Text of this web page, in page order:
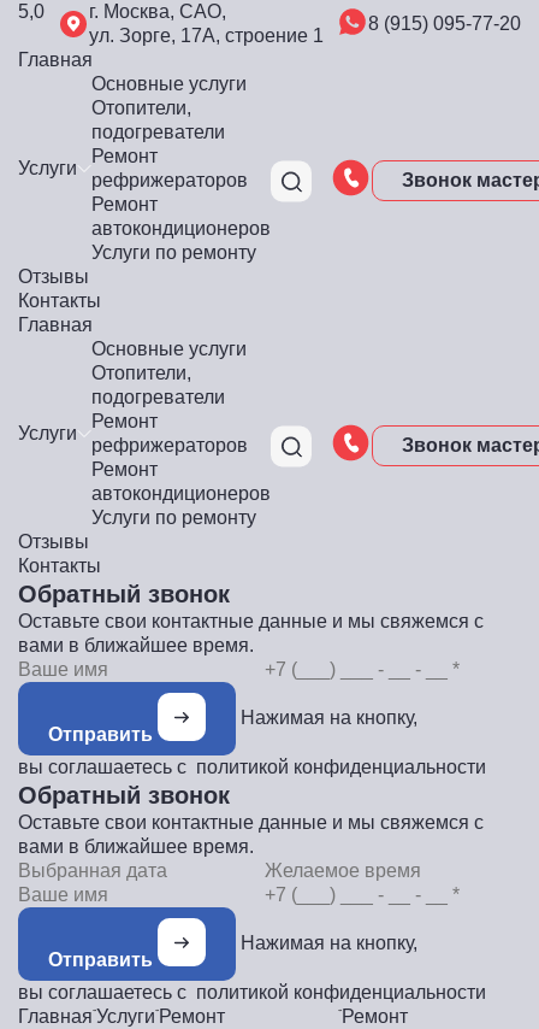
5,0
г. Москва, САО,
ул. Зорге, 17А, строение 1
8 (915) 095-77-20
Главная
Услуги
Основные услуги
Отопители,
подогреватели
Ремонт
рефрижераторов
Ремонт
автокондиционеров
Услуги по ремонту
Отзывы
Контакты
Звонок
Главная
Услуги
Основные услуги
Отопители,
подогреватели
Ремонт
рефрижераторов
Ремонт
автокондиционеров
Услуги по ремонту
Отзывы
Контакты
Звонок
Обратный звонок
Оставьте свои контактные данные и мы свяжемся с
вами в ближайшее время.
Отправить
Нажимая на кнопку,
вы соглашаетесь с политикой конфиденциальности
Обратный звонок
Оставьте свои контактные данные и мы свяжемся с
вами в ближайшее время.
Отправить
Нажимая на кнопку,
вы соглашаетесь с политикой конфиденциальности
Главная Услуги Ремонт
Ремонт